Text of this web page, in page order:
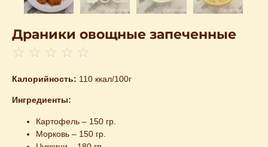
Драники овощные запеченные
☆ ☆ ☆ ☆ ☆
Калорийность: 110 ккал/100г
Ингредиенты:
Картофель – 150 гр.
Морковь – 150 гр.